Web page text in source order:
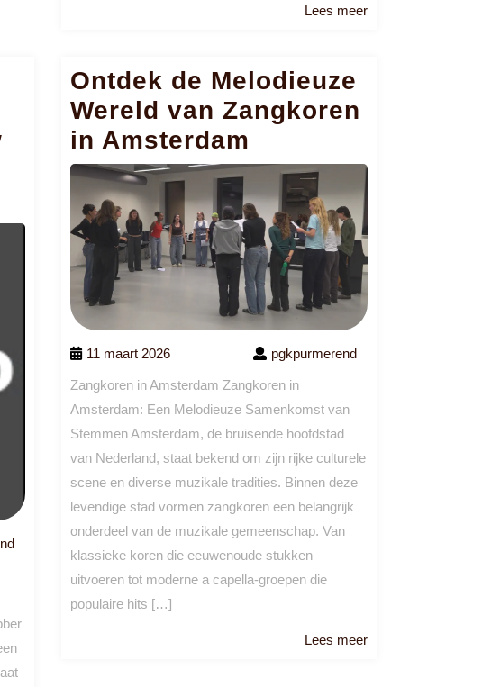
Lees meerLees
Ontdek de Melodieuze
Wereld van Zangkoren
in Amsterdam
11 maart 2026 pgkpurmerend
Zangkoren in Amsterdam Zangkoren in
Amsterdam: Een Melodieuze Samenkomst van
Stemmen Amsterdam, de bruisende hoofdstad
van Nederland, staat bekend om zijn rijke culturele
scene en diverse muzikale tradities. Binnen deze
levendige stad vormen zangkoren een belangrijk
onderdeel van de muzikale gemeenschap. Van
klassieke koren die eeuwenoude stukken
uitvoeren tot moderne a capella-groepen die
populaire hits […]
Lees meerLees